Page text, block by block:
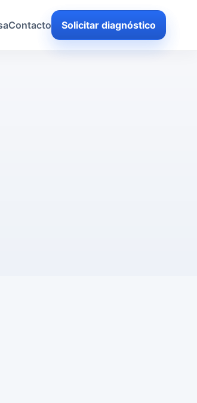
Contacto Solicitar diagnóstico